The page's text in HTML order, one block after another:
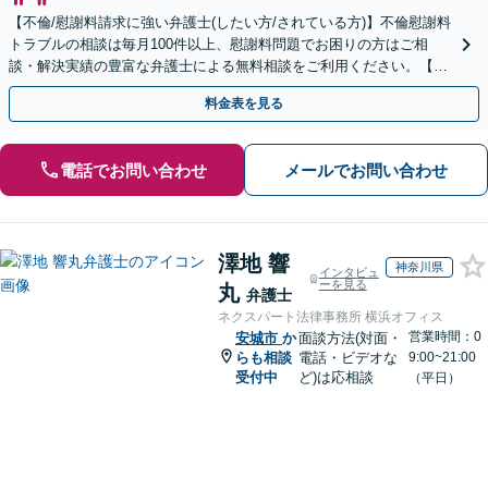
【不倫/慰謝料請求に強い弁護士(したい方/されている方)】不倫慰謝料
トラブルの相談は毎月100件以上、慰謝料問題でお困りの方はご相
談・解決実績の豊富な弁護士による無料相談をご利用ください。【初
回相談０円(電話)】【全国対応】
料金表を見る
電話でお問い合わせ メールでお問い合わせ
澤地 響
丸 弁護士
インタビュ
ーを見る
神奈川県
ネクスパート法律事務所 横浜オフィス
安城市 か
らも相談
受付中
面談方法(対面・
電話・ビデオな
ど)は応相談
営業時間：0
9:00~21:00
（平日）